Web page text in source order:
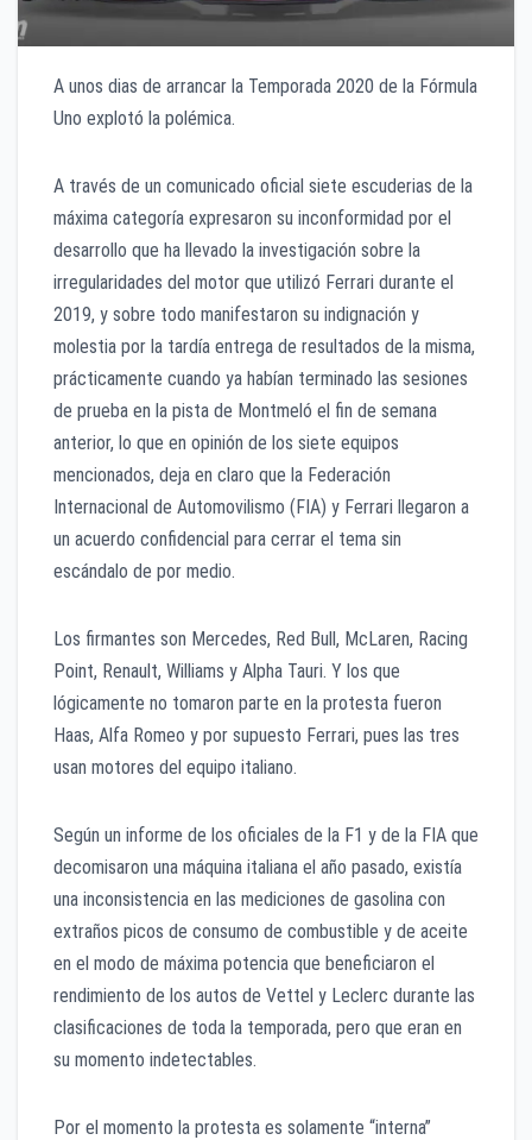
A unos dias de arrancar la Temporada 2020 de la Fórmula
Uno explotó la polémica.
A través de un comunicado oficial siete escuderias de la
máxima categoría expresaron su inconformidad por el
desarrollo que ha llevado la investigación sobre la
irregularidades del motor que utilizó Ferrari durante el
2019, y sobre todo manifestaron su indignación y
molestia por la tardía entrega de resultados de la misma,
prácticamente cuando ya habían terminado las sesiones
de prueba en la pista de Montmeló el fin de semana
anterior, lo que en opinión de los siete equipos
mencionados, deja en claro que la Federación
Internacional de Automovilismo (FIA) y Ferrari llegaron a
un acuerdo confidencial para cerrar el tema sin
escándalo de por medio.
Los firmantes son Mercedes, Red Bull, McLaren, Racing
Point, Renault, Williams y Alpha Tauri. Y los que
lógicamente no tomaron parte en la protesta fueron
Haas, Alfa Romeo y por supuesto Ferrari, pues las tres
usan motores del equipo italiano.
Según un informe de los oficiales de la F1 y de la FIA que
decomisaron una máquina italiana el año pasado, existía
una inconsistencia en las mediciones de gasolina con
extraños picos de consumo de combustible y de aceite
en el modo de máxima potencia que beneficiaron el
rendimiento de los autos de Vettel y Leclerc durante las
clasificaciones de toda la temporada, pero que eran en
su momento indetectables.
Por el momento la protesta es solamente “interna”